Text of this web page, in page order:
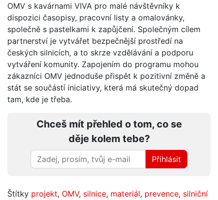
OMV s kavárnami VIVA pro malé návštěvníky k
dispozici časopisy, pracovní listy a omalovánky,
společně s pastelkami k zapůjčení. Společným cílem
partnerství je vytvářet bezpečnější prostředí na
českých silnicích, a to skrze vzdělávání a podporu
vytváření komunity. Zapojením do programu mohou
zákazníci OMV jednoduše přispět k pozitivní změně a
stát se součástí iniciativy, která má skutečný dopad
tam, kde je třeba.
Chceš mít přehled o tom, co se
děje kolem tebe?
Přihlásit
Štítky projekt, OMV, silnice, materiál, prevence, silniční